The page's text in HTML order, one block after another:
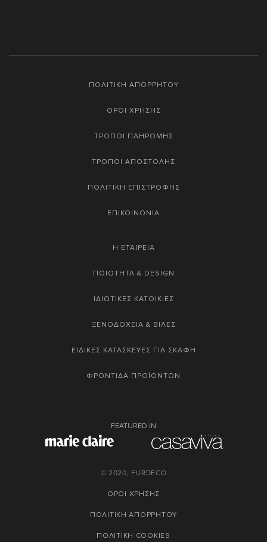
ΠΟΛΙΤΙΚΗ ΑΠΟΡΡΗΤΟΥ
ΟΡΟΙ ΧΡΗΣΗΣ
ΤΡΟΠΟΙ ΠΛΗΡΩΜΗΣ
ΤΡΟΠΟΙ ΑΠΟΣΤΟΛΗΣ
ΠΟΛΙΤΙΚΗ ΕΠΙΣΤΡΟΦΗΣ
ΕΠΙΚΟΙΝΩΝΙΑ
Η ΕΤΑΙΡΕΙΑ
ΠΟΙΟΤΗΤΑ & DESIGN
ΙΔΙΩΤΙΚΕΣ ΚΑΤΟΙΚΙΕΣ
ΞΕΝΟΔΟΧΕΙΑ & ΒΙΛΕΣ
ΕΙΔΙΚΕΣ ΚΑΤΑΣΚΕΥΕΣ ΓΙΑ ΣΚΑΦΗ
ΦΡΟΝΤΙΔΑ ΠΡΟΪΟΝΤΩΝ
FEATURED IN
© 2020, FURDECO
ΟΡΟΙ ΧΡΗΣΗΣ
ΠΟΛΙΤΙΚΗ ΑΠΟΡΡΗΤΟΥ
ΠΟΛΙΤΙΚΗ COOKIES